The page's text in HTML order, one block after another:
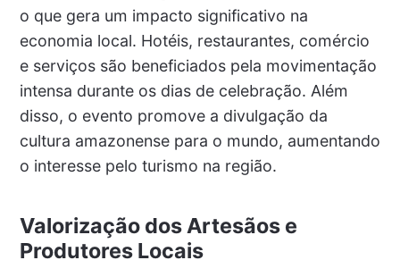
o que gera um impacto significativo na
economia local. Hotéis, restaurantes, comércio
e serviços são beneficiados pela movimentação
intensa durante os dias de celebração. Além
disso, o evento promove a divulgação da
cultura amazonense para o mundo, aumentando
o interesse pelo turismo na região.
Valorização dos Artesãos e
Produtores Locais